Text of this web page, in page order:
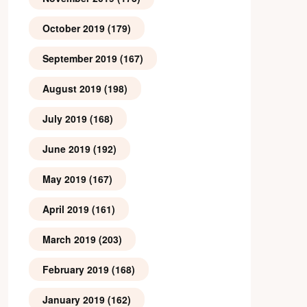
October 2019(179)
September 2019(167)
August 2019(198)
July 2019(168)
June 2019(192)
May 2019(167)
April 2019(161)
March 2019(203)
February 2019(168)
January 2019(162)